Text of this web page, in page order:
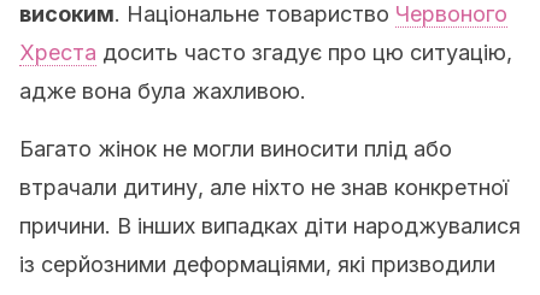
високим. Національне товариство Червоного
Хреста досить часто згадує про цю ситуацію,
адже вона була жахливою.
Багато жінок не могли виносити плід або
втрачали дитину, але ніхто не знав конкретної
причини. В інших випадках діти народжувалися
із серйозними деформаціями, які призводили